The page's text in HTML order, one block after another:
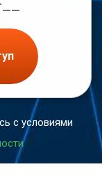
с условиями